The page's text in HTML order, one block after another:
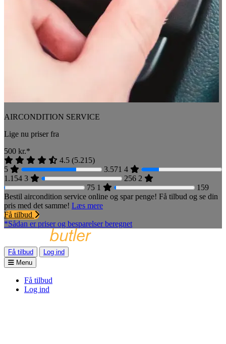
AIRCONDITION SERVICE
Lige nu priser fra
500 kr.*
4.5 (5.215)
5
3.571 4
1.154 3 256 2
75 1
159
Bestil aircondition service online og spar penge! Få tilbud og se din
pris med det samme! Læs mere
Få tilbud
*Sådan er priser og besparelser beregnet
Få tilbud
Log ind
Menu
Få tilbud
Log ind